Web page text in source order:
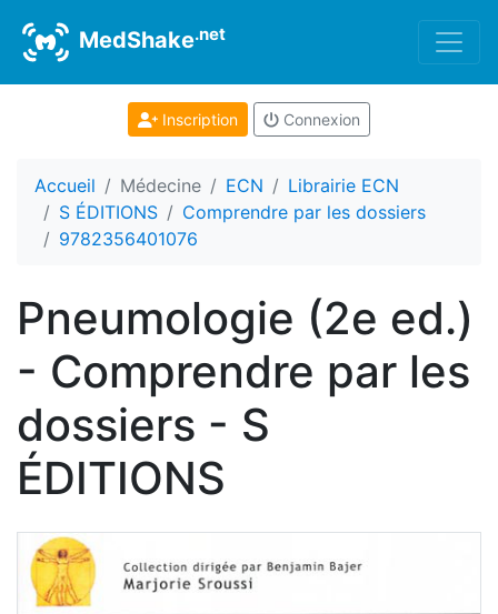
MedShake.net
Inscription Connexion
Accueil Médecine ECN
Librairie ECN
S ÉDITIONS
Comprendre par les dossiers
9782356401076
Pneumologie (2e ed.)
- Comprendre par les
dossiers - S
ÉDITIONS